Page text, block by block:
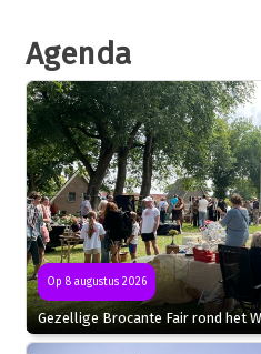
Agenda
Op 8 augustus 2026
Gezellige Brocante Fair rond het